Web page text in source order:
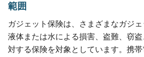
範囲
ガジェット保険は、さまざまなガジェ
液体または水による損害、盗難、窃
対する保険を対象としています。携